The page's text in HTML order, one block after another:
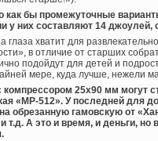
как бы промежуточные
у них составляют 14
глаза хватит для
в отличие от старших
подойдут для детей и
мере, куда лучше, нежели
компрессором 25х90 мм могут
«МР-512». У последней для
обрезанную гамовскую от
т.д. А это и время, и деньги,